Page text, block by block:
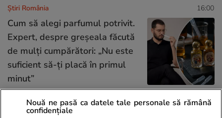
Știri România 16:00
Cum să alegi parfumul potrivit.
Expert, despre greșeala făcută
de mulți cumpărători: „Nu este
suficient să-ți placă în primul
minut”
Nouă ne pasă ca datele tale personale să rămână
confidențiale